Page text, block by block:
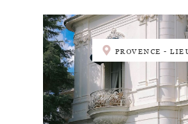
PROVENCE -